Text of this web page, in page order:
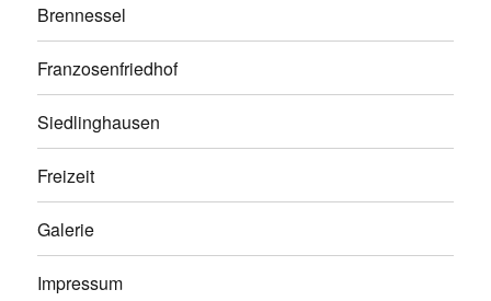
Brennessel
Franzosenfriedhof
Siedlinghausen
Freizeit
Galerie
Impressum